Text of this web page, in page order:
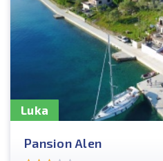
Luka
Pansion Alen